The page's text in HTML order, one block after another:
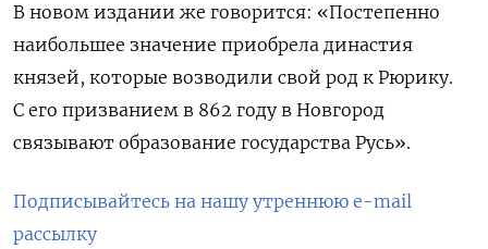
В новом издании же говорится: «Постепенно
наибольшее значение приобрела династия
князей, которые возводили свой род к Рюрику.
С его призванием в 862 году в Новгород
связывают образование государства Русь».
Подписывайтесь на нашу утреннюю e-mail
рассылку